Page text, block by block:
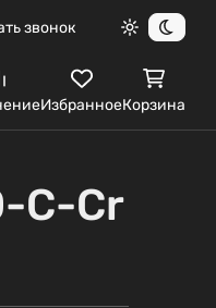
звонок
Светлая
ИзбранноеКорзина
C-Cr